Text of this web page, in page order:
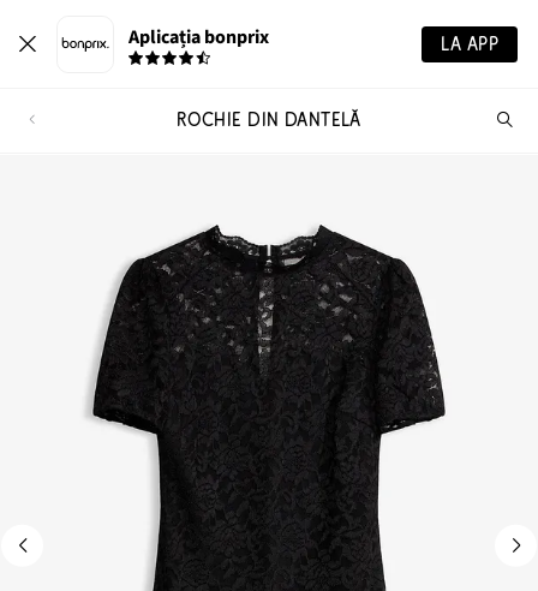
Aplicația bonprix LA APP
ROCHIE DIN DANTELĂ